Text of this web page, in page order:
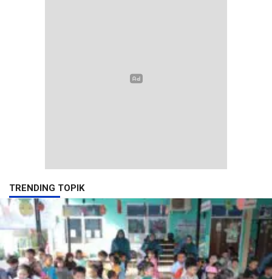
TRENDING TOPIK